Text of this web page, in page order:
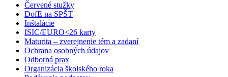
Červené stužky
DofE na SPŠT
Inštalácie
ISIC/EURO<26 karty
Maturita – zverejnenie tém a zadaní
Ochrana osobných údajov
Odborná prax
Organizácia školského roka